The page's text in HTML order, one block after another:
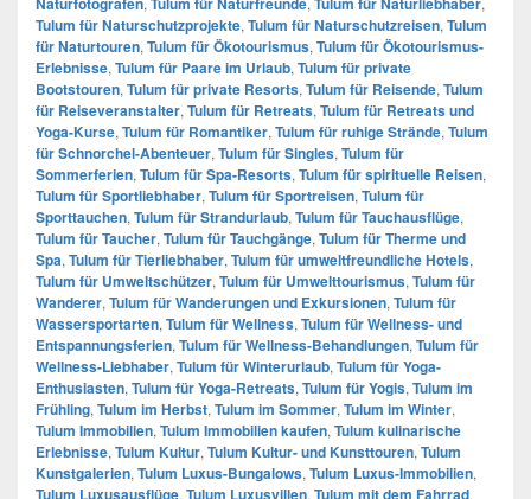
Tulum für Naturschutzprojekte, Tulum für Naturschutzreisen, Tulum
für Naturtouren, Tulum für Ökotourismus, Tulum für Ökotourismus-
Erlebnisse, Tulum für Paare im Urlaub, Tulum für private
Bootstouren, Tulum für private Resorts, Tulum für Reisende, Tulum
für Reiseveranstalter, Tulum für Retreats, Tulum für Retreats und
Yoga-Kurse, Tulum für Romantiker, Tulum für ruhige Strände, Tulum
für Schnorchel-Abenteuer, Tulum für Singles, Tulum für
Sommerferien, Tulum für Spa-Resorts, Tulum für spirituelle Reisen,
Tulum für Sportliebhaber, Tulum für Sportreisen, Tulum für
Sporttauchen, Tulum für Strandurlaub, Tulum für Tauchausflüge,
Tulum für Taucher, Tulum für Tauchgänge, Tulum für Therme und
Spa, Tulum für Tierliebhaber, Tulum für umweltfreundliche Hotels,
Tulum für Umweltschützer, Tulum für Umwelttourismus, Tulum für
Wanderer, Tulum für Wanderungen und Exkursionen, Tulum für
Wassersportarten, Tulum für Wellness, Tulum für Wellness- und
Entspannungsferien, Tulum für Wellness-Behandlungen, Tulum für
Wellness-Liebhaber, Tulum für Winterurlaub, Tulum für Yoga-
Enthusiasten, Tulum für Yoga-Retreats, Tulum für Yogis, Tulum im
Frühling, Tulum im Herbst, Tulum im Sommer, Tulum im Winter,
Tulum Immobilien, Tulum Immobilien kaufen, Tulum kulinarische
Erlebnisse, Tulum Kultur, Tulum Kultur- und Kunsttouren, Tulum
Kunstgalerien, Tulum Luxus-Bungalows, Tulum Luxus-Immobilien,
Tulum Luxusausflüge, Tulum Luxusvillen, Tulum mit dem Fahrrad,